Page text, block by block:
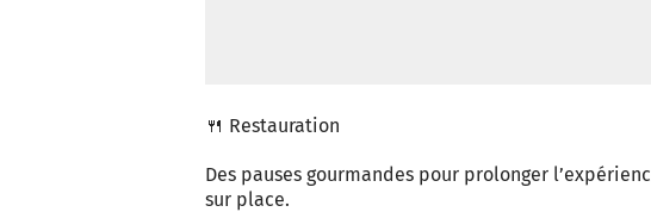
🍴 Restauration
Des pauses gourmandes pour prolonger
sur place.